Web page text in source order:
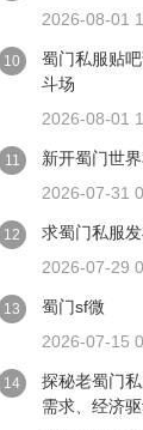
2026-08-01
10
蜀门私服贴
斗场
2026-08-01
11
新开蜀门世
2026-07-31
12
求蜀门私服
2026-07-29
13
蜀门sf微
2026-07-15
14
探秘老蜀门
需求、经济